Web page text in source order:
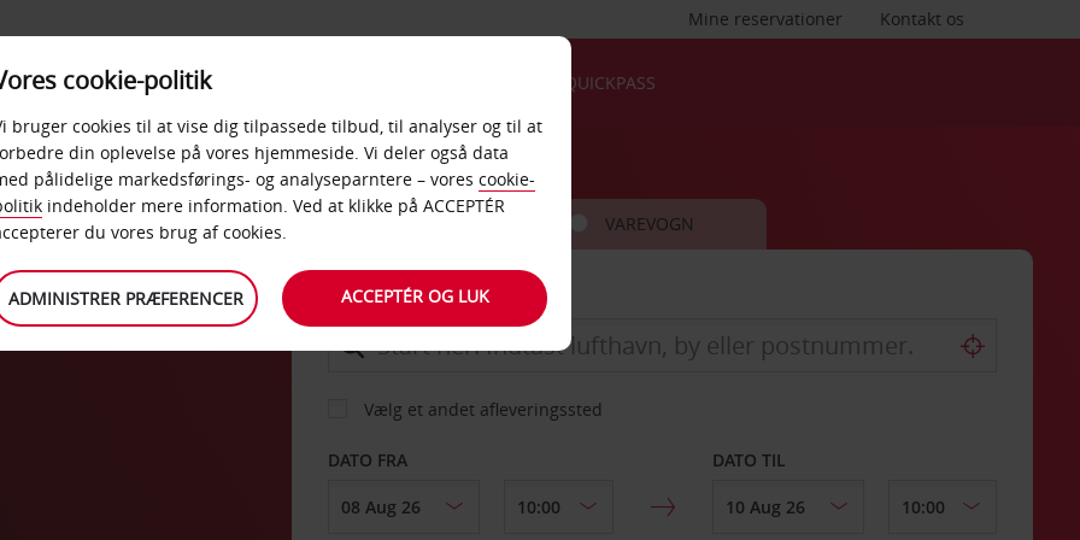
Kontakt os
Mine reservationer
PRODUKTER &
KONTORER
QUICKPASS
BIL VAREVOGN
AFHENT FRA
Vælg et andet afleveringssted
DATO FRA DATO TIL
cookie-politik
bruger cookies til at vise dig tilpassede tilbud, til analyser og til at
din oplevelse på vores hjemmeside. Vi deler også data
pålidelige markedsførings- og analyseparntere – vores cookie-
indeholder mere information. Ved at klikke på ACCEPTÉR
du vores brug af cookies.
ADMINISTRER PRÆFERENCER ACCEPTÉR OG LUK